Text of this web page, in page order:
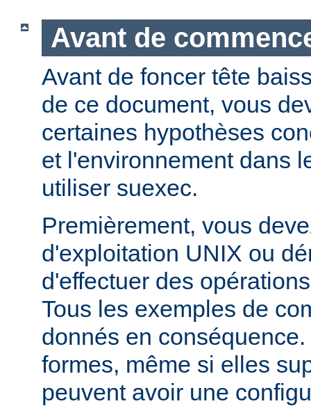
Avant de
Avant de foncer tête
de ce document, vous
certaines hypothèses
et l'environnement dans
utiliser suexec.
Premièrement, vous
d'exploitation UNIX ou
d'effectuer des
Tous les exemples de
donnés en
formes, même si elles
peuvent avoir une